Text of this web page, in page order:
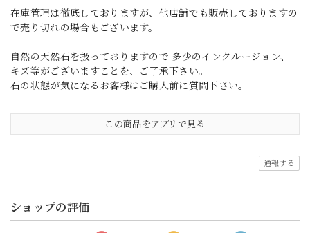
在庫管理は徹底しておりますが、他店舗でも販売しておりますの
で売り切れの場合もございます。
自然の天然石を扱っておりますので 多少のインクルージョン、
キズ等がございますことを、ご了承下さい。
石の状態が気になるお客様はご購入前に質問下さい。
この商品をアプリで見る
通報する
ショップの評価